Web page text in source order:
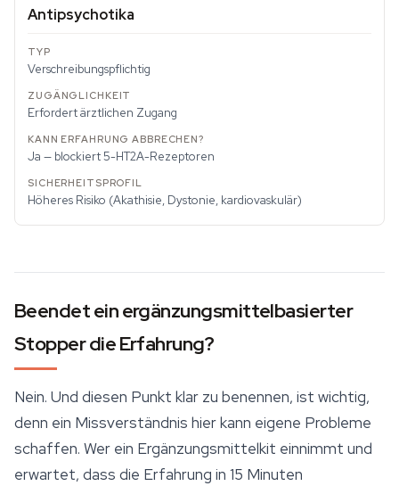
Antipsychotika
Verschreibungspflichtig
Erfordert ärztlichen Zugang
Ja — blockiert 5-HT2A-Rezeptoren
Höheres Risiko (Akathisie, Dystonie, kardiovaskulär)
Beendet ein ergänzungsmittelbasierter
Stopper die Erfahrung?
Nein. Und diesen Punkt klar zu benennen, ist wichtig,
denn ein Missverständnis hier kann eigene Probleme
schaffen. Wer ein Ergänzungsmittelkit einnimmt und
erwartet, dass die Erfahrung in 15 Minuten